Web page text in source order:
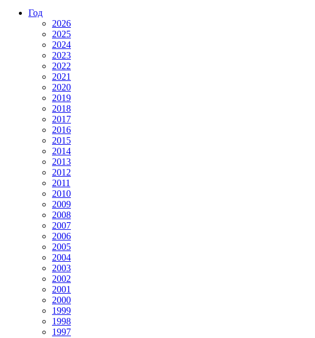
Год
2026
2025
2024
2023
2022
2021
2020
2019
2018
2017
2016
2015
2014
2013
2012
2011
2010
2009
2008
2007
2006
2005
2004
2003
2002
2001
2000
1999
1998
1997